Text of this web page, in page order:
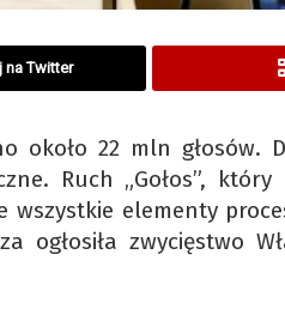
Twitter
około 22 mln głosów.
Ruch „Gołos”,
elementy
ogłosiła zwycięstwo